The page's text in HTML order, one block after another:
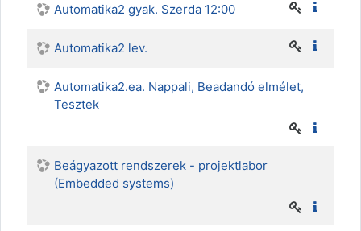
Automatika2 gyak. Szerda 12:00
Automatika2 lev.
Automatika2.ea. Nappali, Beadandó elmélet,
Tesztek
Beágyazott rendszerek - projektlabor
(Embedded systems)